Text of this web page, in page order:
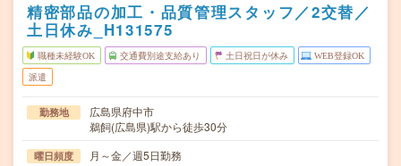
精密部品の加工・品質管理スタッフ／2交替／
土日休み_H131575
職種未経験OK 交通費別途支給あり 土日祝日が休み WEB登録OK
派遣
勤務地
広島県府中市
鵜飼(広島県)駅から徒歩30分
曜日頻度 月～金／週5日勤務